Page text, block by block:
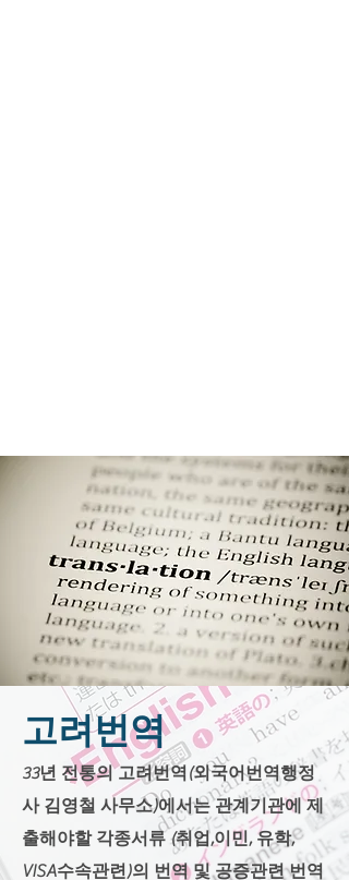
고려번역
33년 전통의 고려번역(외국어번역행정
사 김영철 사무소)에서는 관계기관에 제
출해야할 각종서류 (취업,이민, 유학,
VISA수속관련)의 번역 및 공증관련 번역